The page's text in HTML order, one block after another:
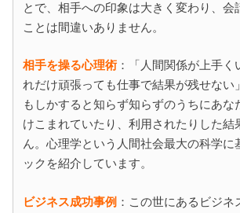
とで、相手への印象は大きく変わり、会
ことは間違いありません。
相手を操る心理術 ：「人間関係が上手
れだけ頑張っても仕事で結果が残せない
もしかすると知らず知らずのうちにあな
けこまれていたり、利用されたりした結
ん。心理学という人間社会最大の科学に
ックを紹介しています。
ビジネス成功事例 ：この世にあるビジネ